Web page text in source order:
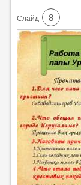
Cлайд 8